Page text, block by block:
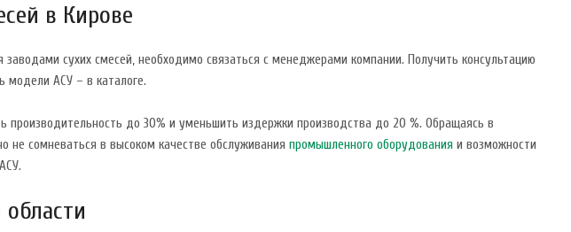
в Кирове
сухих смесей, необходимо связаться с менеджерами компании. Получить консультацию
модели АСУ – в каталоге.
производительность до 30% и уменьшить издержки производства до 20 %. Обращаясь в
сомневаться в высоком качестве обслуживания промышленного оборудования и возможности